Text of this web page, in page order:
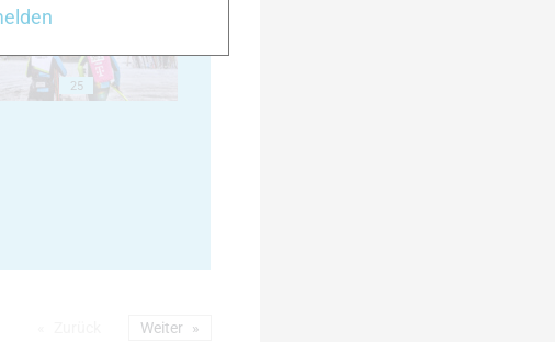
25
Weiter